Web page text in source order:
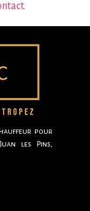
.
pour
les Pins,